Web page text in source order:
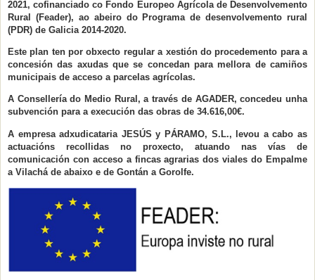
2021, cofinanciado co Fondo Europeo Agrícola de Desenvolvemento
Rural (Feader), ao abeiro do Programa de desenvolvemento rural
(PDR) de Galicia 2014-2020.
Este plan ten por obxecto regular a xestión do procedemento para a
concesión das axudas que se concedan para mellora de camiños
municipais de acceso a parcelas agrícolas.
A Consellería do Medio Rural, a través de AGADER, concedeu unha
subvención para a execución das obras de 34.616,00€.
A empresa adxudicataria JESÚS y PÁRAMO, S.L., levou a cabo as
actuacións recollidas no proxecto, atuando nas vías de
comunicación con acceso a fincas agrarias dos viales do Empalme
a Vilachá de abaixo e de Gontán a Gorolfe.